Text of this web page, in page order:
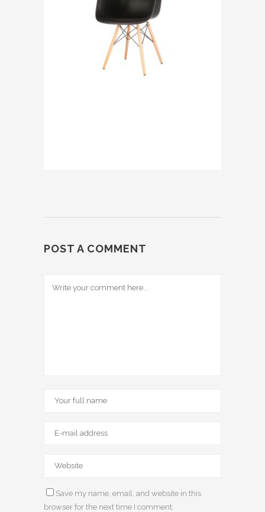
POST A COMMENT
Save my name, email, and website in this
browser for the next time I comment.